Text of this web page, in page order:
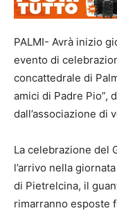
PALMI- Avrà inizio
evento di
concattedrale di
amici di Padre Pio”,
dall’associazione di
La celebrazione del
l’arrivo nella
di Pietrelcina, il
rimarranno esposte